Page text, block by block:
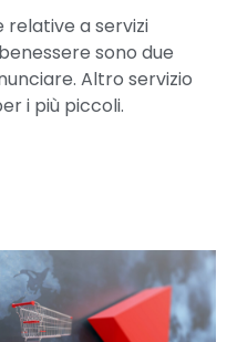
a servizi
sono due
Altro servizio
i più piccoli.